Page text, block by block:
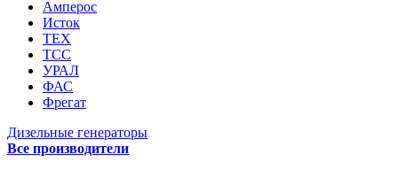
Амперос
Исток
ТЕХ
ТСС
УРАЛ
ФАС
Фрегат
Дизельные генераторы
Все производители